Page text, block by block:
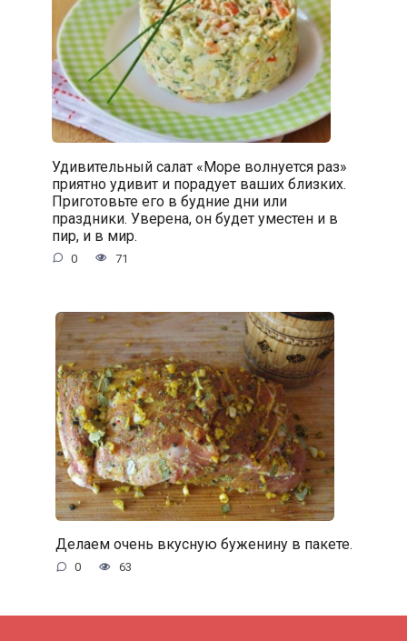
Удивительный салат «Море волнуется раз»
приятно удивит и порадует ваших близких.
Приготовьте его в будние дни или
праздники. Уверена, он будет уместен и в
пир, и в мир.
0 71
Делаем очень вкусную буженину в пакете.
0 63